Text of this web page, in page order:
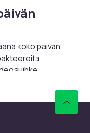
koko päivän